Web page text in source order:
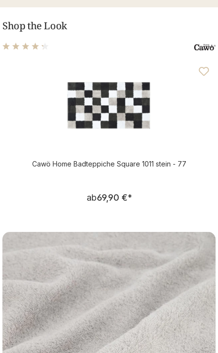
Shop the Look
Cawö Home Badteppiche Square 1011 stein - 77
Regulärer Preis:
ab69,90 €*